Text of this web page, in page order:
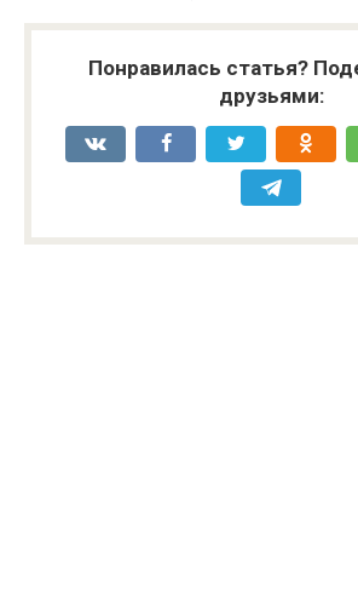
Понравилась статья?
друзьями: